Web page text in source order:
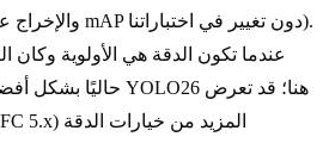
عندما تكون الدقة هي الأولوية وكان